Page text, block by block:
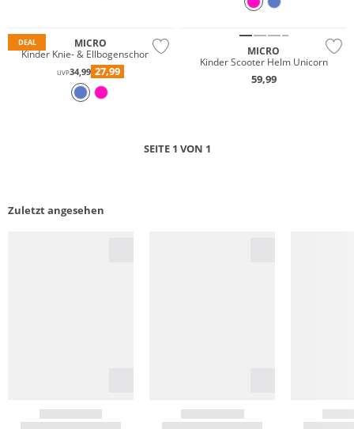
DEAL
MICRO
Kinder Knie- & Ellbogenschoner
UVP34,99 27,99
MICRO
Kinder Scooter Helm Unicorn
59,99
SEITE 1 VON 1
Zuletzt angesehen